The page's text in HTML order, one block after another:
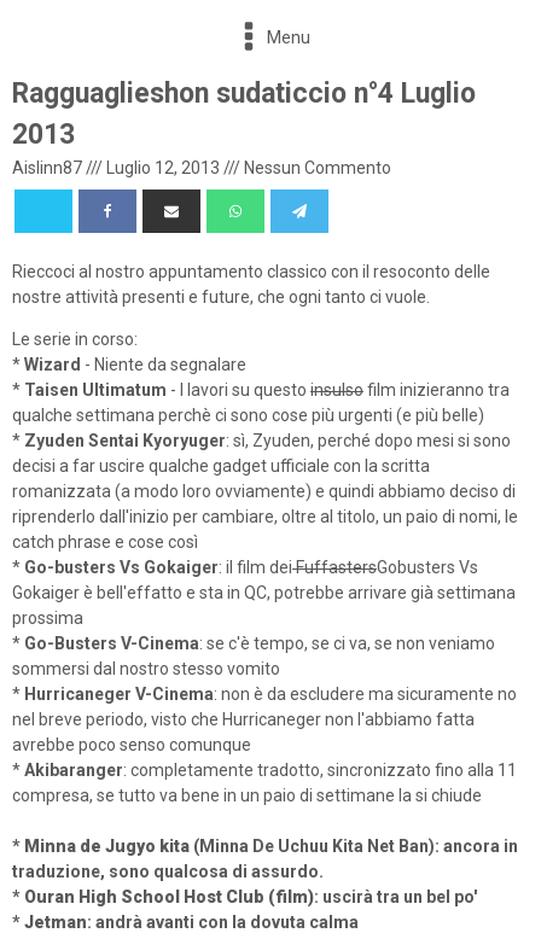
Menu
Ragguaglieshon sudaticcio n°4 Luglio
2013
Aislinn87/// Luglio 12, 2013 /// Nessun Commento
Rieccoci al nostro appuntamento classico con il resoconto delle
nostre attività presenti e future, che ogni tanto ci vuole.
Le serie in corso:
*Wizard - Niente da segnalare
* Taisen Ultimatum - I lavori su questo insulsofilm inizieranno tra
qualche settimana perchè ci sono cose più urgenti (e più belle)
* Zyuden Sentai Kyoryuger: sì, Zyuden, perché dopo mesi si sono
decisi a far uscire qualche gadget ufficiale con la scritta
romanizzata (a modo loro ovviamente) e quindi abbiamo deciso di
riprenderlo dall'inizio per cambiare, oltre al titolo, un paio di nomi, le
catch phrase e cose così
* Go-busters Vs Gokaiger: il film deiFuffastersGobusters Vs
Gokaiger è bell'effatto e sta in QC, potrebbe arrivare già settimana
prossima
* Go-Busters V-Cinema: se c'è tempo, se ci va, se non veniamo
sommersi dal nostro stesso vomito
* Hurricaneger V-Cinema: non è da escludere ma sicuramente no
nel breve periodo, visto che Hurricaneger non l'abbiamo fatta
avrebbe poco senso comunque
*Akibaranger: completamente tradotto, sincronizzato fino alla 11
compresa, se tutto va bene in un paio di settimane la si chiude
* Minna de Jugyo kita (Minna De Uchuu Kita Net Ban): ancora in
traduzione, sono qualcosa di assurdo.
* Ouran High School Host Club (film): uscirà tra un bel po'
*Jetman: andrà avanti con la dovuta calma